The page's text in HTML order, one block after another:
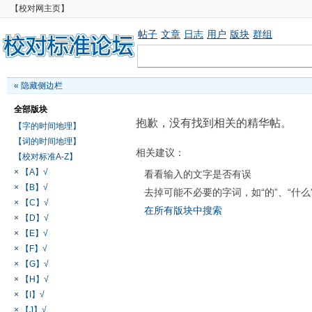
【校对网主页】
帖子 文章 日志 用户 版块 群组
« 隐藏侧边栏
全部版块
【字的时间地理】
【词的时间地理】
【校对标准A-Z】
× 【A】√
× 【B】√
× 【C】√
× 【D】√
× 【E】√
× 【F】√
× 【G】√
× 【H】√
× 【I】√
× 【J】√
抱歉，没有找到相关的精华帖。
相关建议：
看看输入的文字是否有误
去掉可能不必要的字词，如“的”、“什么
在所有版块中搜索